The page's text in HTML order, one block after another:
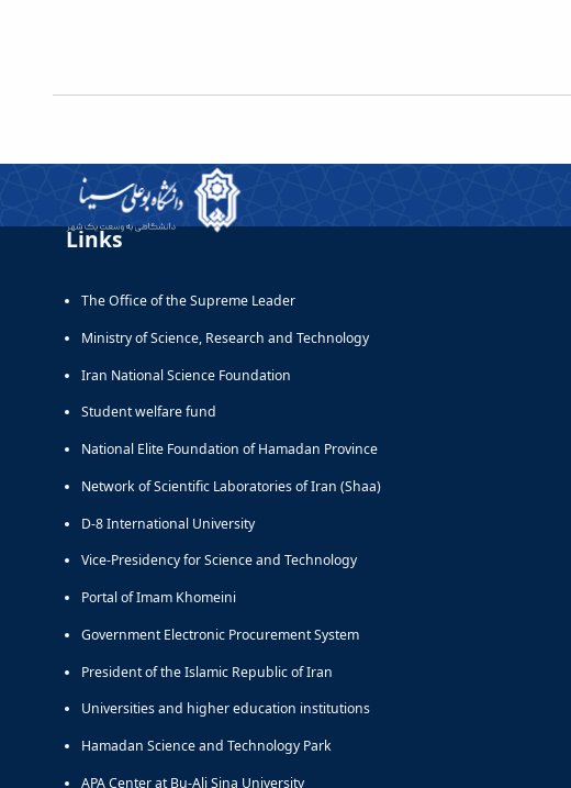
Links
The Office of the Supreme Leader
Ministry of Science, Research and Technology
Iran National Science Foundation
Student welfare fund
National Elite Foundation of Hamadan Province
Network of Scientific Laboratories of Iran (Shaa)
D-8 International University
Vice-Presidency for Science and Technology
Portal of Imam Khomeini
Government Electronic Procurement System
President of the Islamic Republic of Iran
Universities and higher education institutions
Hamadan Science and Technology Park
APA Center at Bu-Ali Sina University